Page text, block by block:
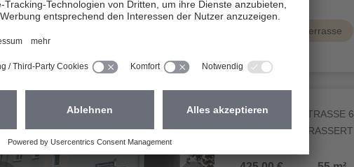
Balkon / Terrasse
RHEINSTAHLSTRASSE 62
45768 MARL-BRASSERT